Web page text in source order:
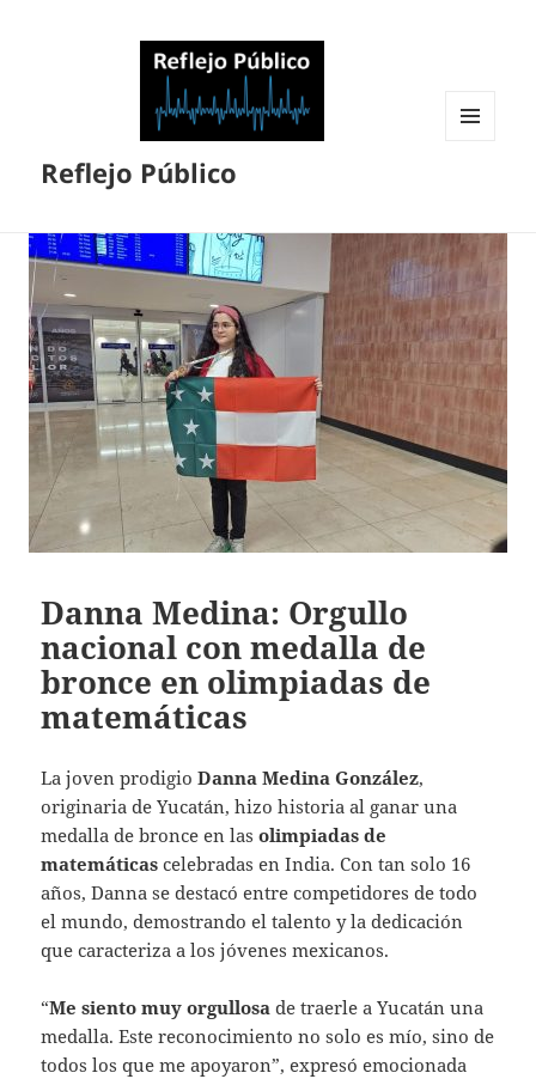
Reflejo Público
Danna Medina: Orgullo
nacional con medalla de
bronce en olimpiadas de
matemáticas
La joven prodigioDanna Medina González,
originaria de Yucatán, hizo historia al ganar una
medalla de bronce en lasolimpiadas de
matemáticas celebradas en India. Con tan solo 16
años, Danna se destacó entre competidores de todo
el mundo, demostrando el talento y la dedicación
que caracteriza a los jóvenes mexicanos.
“Me siento muy orgullosa de traerle a Yucatán una
medalla. Este reconocimiento no solo es mío, sino de
todos los que me apoyaron”, expresó emocionada